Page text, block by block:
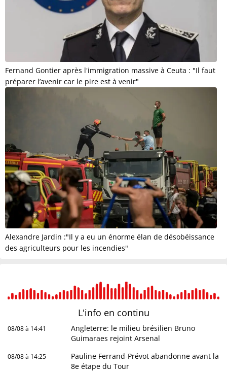
Fernand Gontier après l'immigration massive à Ceuta : "Il faut
préparer l’avenir car le pire est à venir"
Alexandre Jardin :"Il y a eu un énorme élan de désobéissance
des agriculteurs pour les incendies"
L'info en continu
08/08 à 14:41
Angleterre: le milieu brésilien Bruno
Guimaraes rejoint Arsenal
08/08 à 14:25
Pauline Ferrand-Prévot abandonne avant la
8e étape du Tour